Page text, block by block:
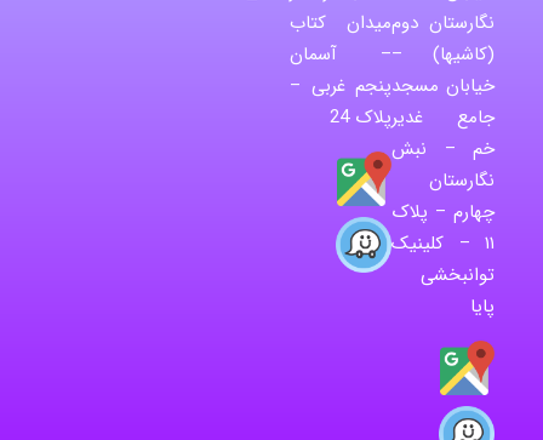
نگارستان دوم
(کاشیها) –
خیابان مسجد
جامع غدیر
خم – نبش
نگارستان
چهارم – پلاک
۱۱ – کلینیک
توانبخشی
پایا
میدان کتاب
– آسمان
پنجم غربی –
پلاک 24